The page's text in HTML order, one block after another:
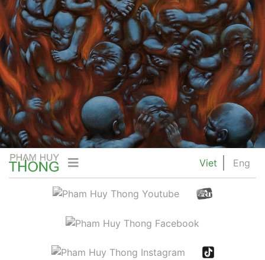
Viet Eng